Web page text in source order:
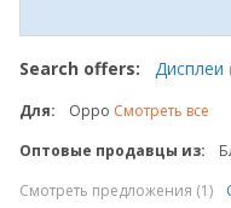
Search offers: Дисплеи
Для: Oppo Смотреть все
Оптовые продавцы из:
Смотреть предложения (1)